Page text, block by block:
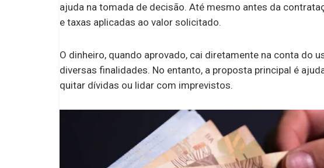
ajuda na tomada de decisão. Até mesmo antes da
e taxas aplicadas ao valor solicitado.
O dinheiro, quando aprovado, cai diretamente na conta do
diversas finalidades. No entanto, a proposta principal é
quitar dívidas ou lidar com imprevistos.